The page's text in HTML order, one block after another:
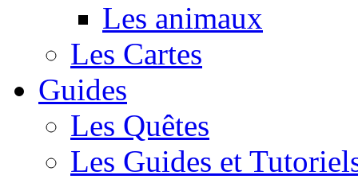
Les animaux
Les Cartes
Guides
Les Quêtes
Les Guides et